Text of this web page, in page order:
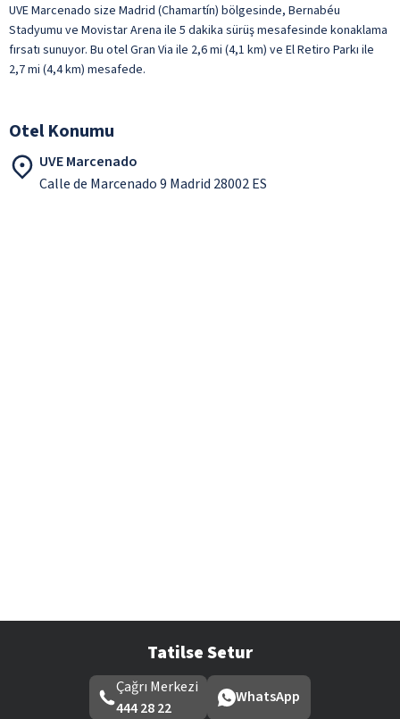
UVE Marcenado size Madrid (Chamartín) bölgesinde, Bernabéu
Stadyumu ve Movistar Arena ile 5 dakika sürüş mesafesinde konaklama
fırsatı sunuyor. Bu otel Gran Via ile 2,6 mi (4,1 km) ve El Retiro Parkı ile
2,7 mi (4,4 km) mesafede.
Otel Konumu
UVE Marcenado
Calle de Marcenado 9 Madrid 28002 ES
Tatilse Setur
Çağrı Merkezi
444 28 22
WhatsApp